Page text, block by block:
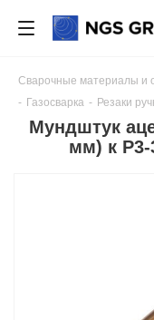
Сварочные материалы и
- Газосварка - Резаки
Мундштук
мм) к Р3-